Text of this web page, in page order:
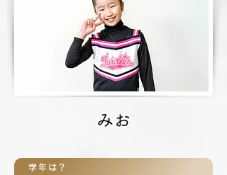
みお
学年は？